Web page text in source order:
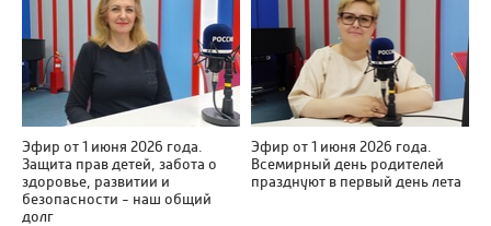
Эфир от 1 июня 2026 года.
Защита прав детей, забота о
здоровье, развитии и
безопасности - наш общий
долг
Эфир от 1 июня 2026 года.
Всемирный день родителей
празднуют в первый день лета